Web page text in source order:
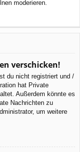
moderieren.
verschicken!
du nicht registriert und /
hat Private
Außerdem könnte es
Nachrichten zu
um weitere